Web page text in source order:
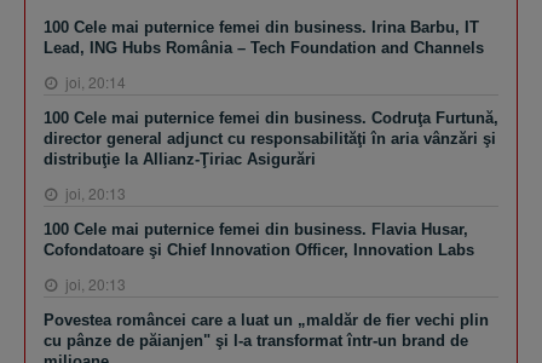
100 Cele mai puternice femei din business. Irina Barbu, IT
Lead, ING Hubs România – Tech Foundation and Channels
joi, 20:14
100 Cele mai puternice femei din business. Codruţa Furtună,
director general adjunct cu responsabilităţi în aria vânzări şi
distribuţie la Allianz-Ţiriac Asigurări
joi, 20:13
100 Cele mai puternice femei din business. Flavia Husar,
Cofondatoare şi Chief Innovation Officer, Innovation Labs
joi, 20:13
Povestea româncei care a luat un „maldăr de fier vechi plin
cu pânze de păianjen" şi l-a transformat într-un brand de